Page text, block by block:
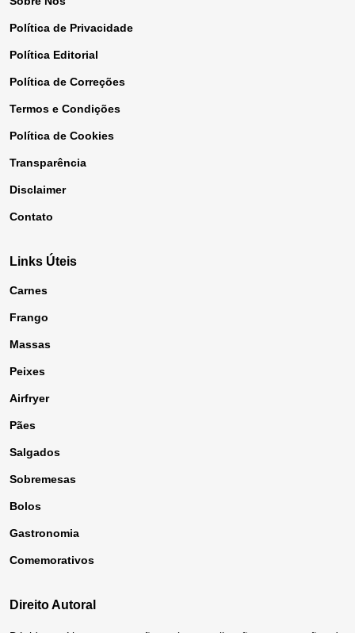
Política de Privacidade
Política Editorial
Política de Correções
Termos e Condições
Política de Cookies
Transparência
Disclaimer
Contato
Links Úteis
Carnes
Frango
Massas
Peixes
Airfryer
Pães
Salgados
Sobremesas
Bolos
Gastronomia
Comemorativos
Direito Autoral